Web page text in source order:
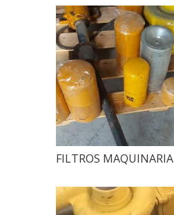
FILTROS MAQUINARIA